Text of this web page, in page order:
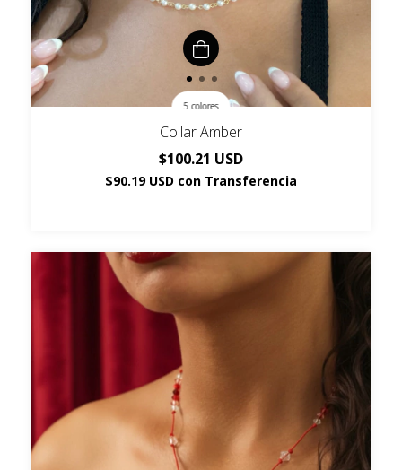
5 colores
Collar Amber
$100.21 USD
$90.19 USD con Transferencia